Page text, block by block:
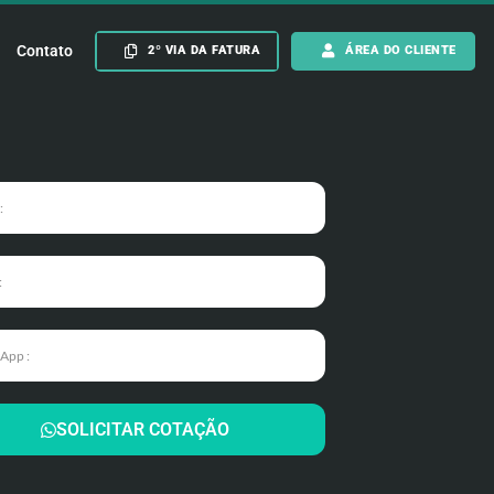
Contato 2º VIA DA FATURA ÁREA DO CLIENTE
SOLICITAR COTAÇÃO